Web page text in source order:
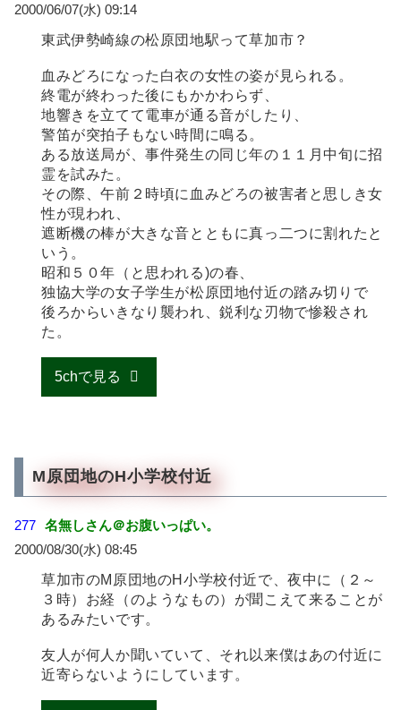
2000/06/07(水) 09:14
東武伊勢崎線の松原団地駅って草加市？
血みどろになった白衣の女性の姿が見られる。
終電が終わった後にもかかわらず、
地響きを立てて電車が通る音がしたり、
警笛が突拍子もない時間に鳴る。
ある放送局が、事件発生の同じ年の１１月中旬に招
霊を試みた。
その際、午前２時頃に血みどろの被害者と思しき女
性が現われ、
遮断機の棒が大きな音とともに真っ二つに割れたと
いう。
昭和５０年（と思われる)の春、
独協大学の女子学生が松原団地付近の踏み切りで
後ろからいきなり襲われ、鋭利な刃物で惨殺され
た。
5chで見る
M原団地のH小学校付近
277 名無しさん＠お腹いっぱい。
2000/08/30(水) 08:45
草加市のM原団地のH小学校付近で、夜中に（２～
３時）お経（のようなもの）が聞こえて来ることが
あるみたいです。
友人が何人か聞いていて、それ以来僕はあの付近に
近寄らないようにしています。